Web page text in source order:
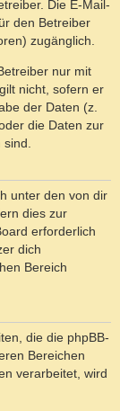
Die E-Mail-
den Betreiber
zugänglich.
nur mit
nicht, sofern er
der Daten (z.
die Daten zur
sind.
unter den von dir
dies zur
erforderlich
dich
Bereich
die die phpBB-
Bereichen
verarbeitet, wird